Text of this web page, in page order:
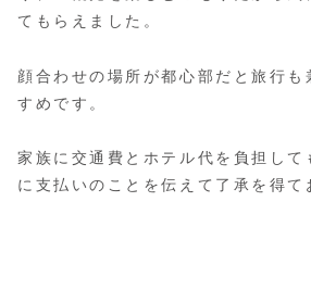
てもらえました。
顔合わせの場所が都心部だと旅行も
すめです。
家族に交通費とホテル代を負担して
に支払いのことを伝えて了承を得て